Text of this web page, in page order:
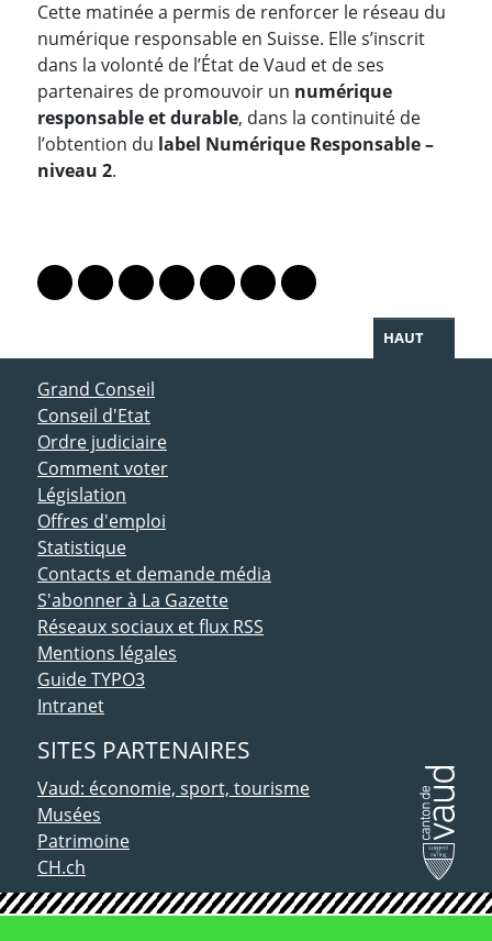
Cette matinée a permis de renforcer le réseau du
numérique responsable en Suisse. Elle s’inscrit
dans la volonté de l’État de Vaud et de ses
partenaires de promouvoir un numérique
responsable et durable, dans la continuité de
l’obtention du label Numérique Responsable –
niveau 2.
Lien vers le profil Mastodon
Lien vers le profil Bluesky
Lien vers le profil Instagram
Lien vers le profil Linkedin
Lien vers le profil Facebook
Lien vers le profil Twitter
Partager par WhatsApp
HAUT
ACCÈS DIRECT
Grand Conseil
Conseil d'Etat
Ordre judiciaire
Comment voter
Législation
Offres d'emploi
Statistique
Contacts et demande média
S'abonner à La Gazette
Réseaux sociaux et flux RSS
Mentions légales
Guide TYPO3
Intranet
SITES PARTENAIRES
Vaud: économie, sport, tourisme
Musées
Patrimoine
CH.ch